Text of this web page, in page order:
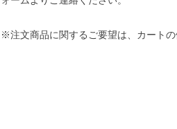
※注文商品に関するご要望は、カート